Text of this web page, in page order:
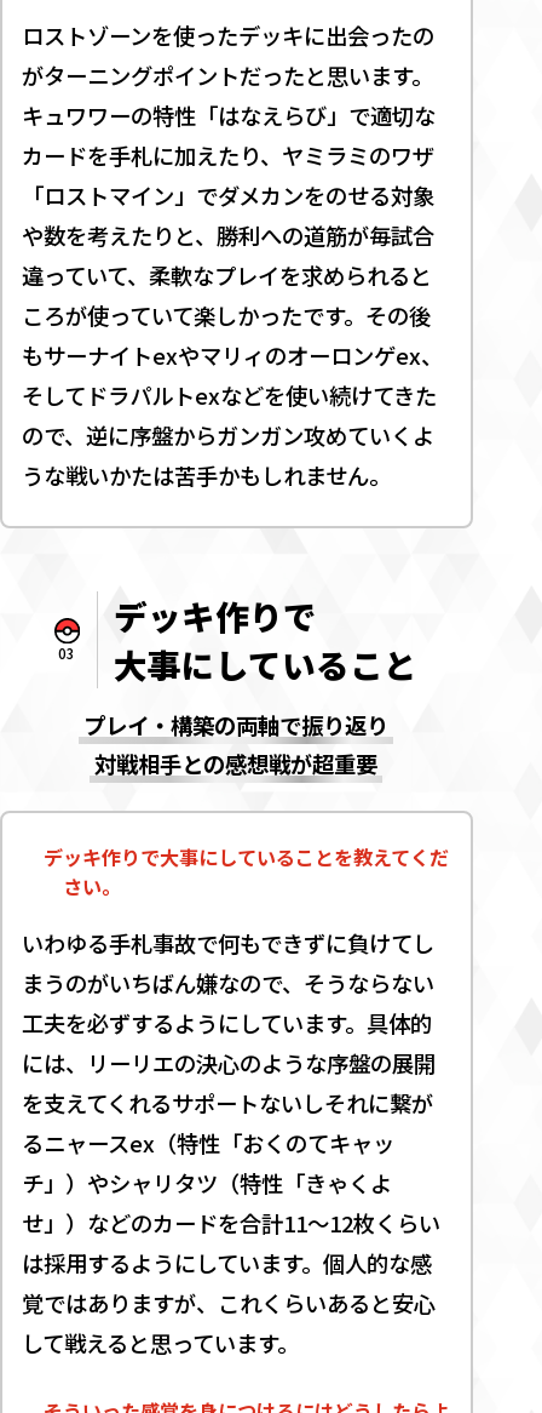
ロストゾーンを使ったデッキに出会ったの
がターニングポイントだったと思います。
キュワワーの特性「はなえらび」で適切な
カードを手札に加えたり、ヤミラミのワザ
「ロストマイン」でダメカンをのせる対象
や数を考えたりと、勝利への道筋が毎試合
違っていて、柔軟なプレイを求められると
ころが使っていて楽しかったです。その後
もサーナイトexやマリィのオーロンゲex、
そしてドラパルトexなどを使い続けてきた
ので、逆に序盤からガンガン攻めていくよ
うな戦いかたは苦手かもしれません。
03
デッキ作りで
大事にしていること
プレイ・構築の両軸で振り返り
対戦相手との感想戦が超重要
デッキ作りで大事にしていることを教えてくだ
さい。
いわゆる手札事故で何もできずに負けてし
まうのがいちばん嫌なので、そうならない
工夫を必ずするようにしています。具体的
には、リーリエの決心のような序盤の展開
を支えてくれるサポートないしそれに繋が
るニャースex（特性「おくのてキャッ
チ」）やシャリタツ（特性「きゃくよ
せ」）などのカードを合計11～12枚くらい
は採用するようにしています。個人的な感
覚ではありますが、これくらいあると安心
して戦えると思っています。